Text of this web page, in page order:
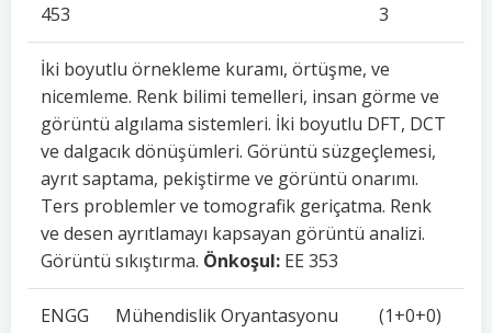
453
3
İki boyutlu örnekleme kuramı, örtüşme, ve
nicemleme. Renk bilimi temelleri, insan görme ve
görüntü algılama sistemleri. İki boyutlu DFT, DCT
ve dalgacık dönüşümleri. Görüntü süzgeçlemesi,
ayrıt saptama, pekiştirme ve görüntü onarımı.
Ters problemler ve tomografik geriçatma. Renk
ve desen ayrıtlamayı kapsayan görüntü analizi.
Görüntü sıkıştırma. Önkoşul: EE 353
ENGG
Mühendislik Oryantasyonu
(1+0+0)